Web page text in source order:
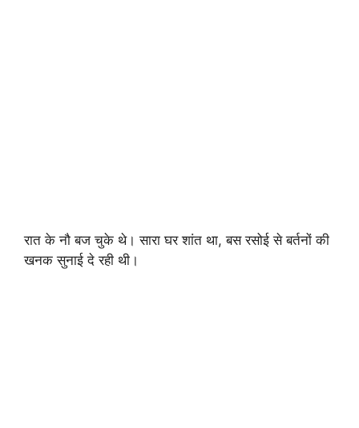
रात के नौ बज चुके थे। सारा घर शांत था, बस रसोई से बर्तनों की
खनक सुनाई दे रही थी।